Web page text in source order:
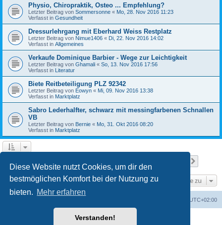
Diese Website nutzt Cookies, um dir den
bestmöglichen Komfort bei der Nutzung zu
bieten. Mehr erfahren
Verstanden!
Physio, Chiropraktik, Osteo ... Empfehlung?
Letzter Beitrag von Sommersonne « Mo, 28. Nov 2016 11:23
Verfasst in Gesundheit
Dressurlehrgang mit Eberhard Weiss Restplatz
Letzter Beitrag von Nimue1406 « Di, 22. Nov 2016 14:02
Verfasst in Allgemeines
Verkaufe Dominique Barbier - Wege zur Leichtigkeit
Letzter Beitrag von Ghamali « So, 13. Nov 2016 17:56
Verfasst in Literatur
Biete Reitbeteiligung PLZ 92342
Letzter Beitrag von Eowyn « Mi, 09. Nov 2016 13:38
Verfasst in Marktplatz
Sabro Lederhalfter, schwarz mit messingfarbenen Schnallen
VB
Letzter Beitrag von Bernie « Mo, 31. Okt 2016 08:20
Verfasst in Marktplatz
Gehe zu
UTC+02:00
Powered byphpBB® Forum Software © phpBB Limited